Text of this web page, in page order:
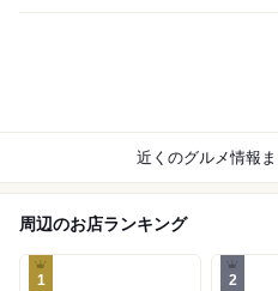
近くのグルメ情報
周辺のお店ランキング
1 2